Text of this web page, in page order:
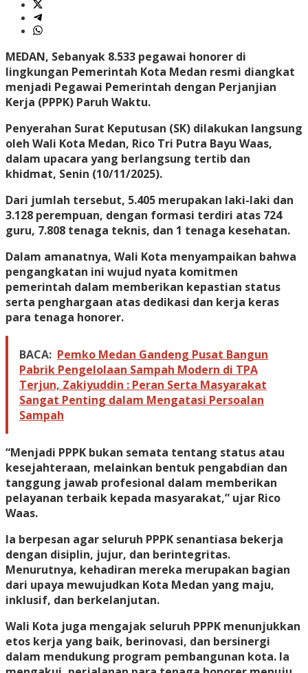
MEDAN, Sebanyak 8.533 pegawai honorer di
lingkungan Pemerintah Kota Medan resmi diangkat
menjadi Pegawai Pemerintah dengan Perjanjian
Kerja (PPPK) Paruh Waktu.
Penyerahan Surat Keputusan (SK) dilakukan langsung
oleh Wali Kota Medan, Rico Tri Putra Bayu Waas,
dalam upacara yang berlangsung tertib dan
khidmat, Senin (10/11/2025).
Dari jumlah tersebut, 5.405 merupakan laki-laki dan
3.128 perempuan, dengan formasi terdiri atas 724
guru, 7.808 tenaga teknis, dan 1 tenaga kesehatan.
Dalam amanatnya, Wali Kota menyampaikan bahwa
pengangkatan ini wujud nyata komitmen
pemerintah dalam memberikan kepastian status
serta penghargaan atas dedikasi dan kerja keras
para tenaga honorer.
BACA: Pemko Medan Gandeng Pusat Bangun
Pabrik Pengelolaan Sampah Modern di TPA
Terjun, Zakiyuddin : Peran Serta Masyarakat
Sangat Penting dalam Mengatasi Persoalan
Sampah
“Menjadi PPPK bukan semata tentang status atau
kesejahteraan, melainkan bentuk pengabdian dan
tanggung jawab profesional dalam memberikan
pelayanan terbaik kepada masyarakat,” ujar Rico
Waas.
Ia berpesan agar seluruh PPPK senantiasa bekerja
dengan disiplin, jujur, dan berintegritas.
Menurutnya, kehadiran mereka merupakan bagian
dari upaya mewujudkan Kota Medan yang maju,
inklusif, dan berkelanjutan.
Wali Kota juga mengajak seluruh PPPK menunjukkan
etos kerja yang baik, berinovasi, dan bersinergi
dalam mendukung program pembangunan kota. Ia